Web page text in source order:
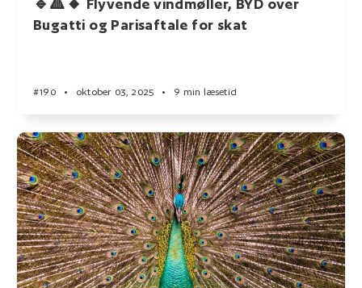
🔹🔺🔸 Flyvende vindmøller, BYD over
Bugatti og Parisaftale for skat
#190 • oktober 03, 2025 • 9 min læsetid